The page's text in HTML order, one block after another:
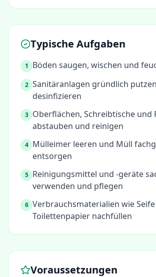
Typische Aufgaben
1 Böden saugen, wischen und
2 Sanitäranlagen gründlich
desinfizieren
3 Oberflächen, Schreibtische und
abstauben und reinigen
4 Mülleimer leeren und Müll
entsorgen
5 Reinigungsmittel und -geräte
verwenden und pflegen
6 Verbrauchsmaterialien wie
Toilettenpapier nachfüllen
Voraussetzungen